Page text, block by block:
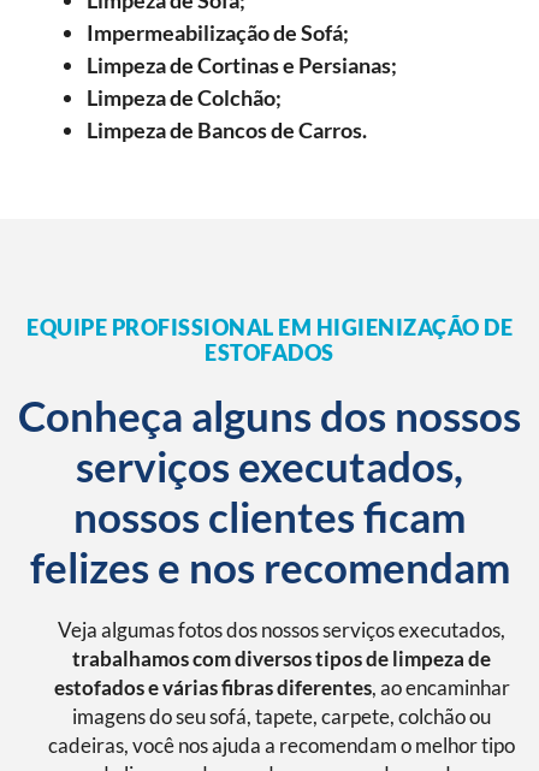
Impermeabilização de Sofá;
Limpeza de Cortinas e Persianas;
Limpeza de Colchão;
Limpeza de Bancos de Carros.
EQUIPE PROFISSIONAL EM HIGIENIZAÇÃO DE
ESTOFADOS
Conheça alguns dos nossos
serviços executados,
nossos clientes ficam
felizes e nos recomendam
Veja algumas fotos dos nossos serviços executados,
trabalhamos com diversos tipos de limpeza de
estofados e várias fibras diferentes, ao encaminhar
imagens do seu sofá, tapete, carpete, colchão ou
cadeiras, você nos ajuda a recomendam o melhor tipo